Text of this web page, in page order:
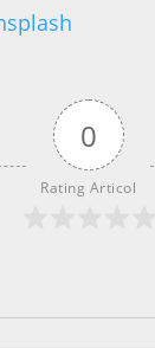
0
Rating Articol